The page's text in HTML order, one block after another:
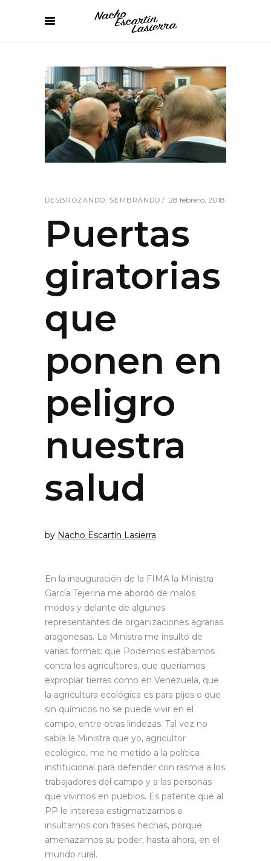
DESBROZANDO, SEMBRANDO 28 febrero, 2018
Puertas
giratorias
que
ponen en
peligro
nuestra
salud
by Nacho Escartín Lasierra
En la inauguración de la FIMA la Ministra
García Tejerina me abordó de malos
modos y delante de algunos
representantes de organizaciones agrarias
aragonesas. La Ministra me insultó de
varias formas: que Podemos estábamos
contra los agricultores, que queríamos
expropiar tierras como en Venezuela, que
la agricultura ecológica es para pijos o que
sin químicos no se puede vivir en el
campo, entre otras lindezas. Tal vez no
sabía la Ministra que yo, agricultor
ecológico, me he metido a la política
institucional para defender con rasmia a los
trabajadores del campo y a las personas
que vivimos en pueblos. Es patente que al
PP le interesa estigmatizarnos e
insultarnos con frases hechas, porque
amenazamos su poder, hasta ahora, en el
mundo rural.